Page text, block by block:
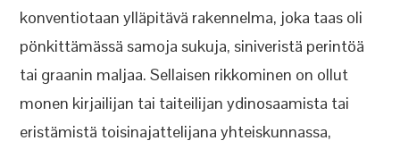
konventiotaan ylläpitävä rakennelma, joka taas oli
pönkittämässä samoja sukuja, siniveristä perintöä
tai graanin maljaa. Sellaisen rikkominen on ollut
monen kirjailijan tai taiteilijan ydinosaamista tai
eristämistä toisinajattelijana yhteiskunnassa,